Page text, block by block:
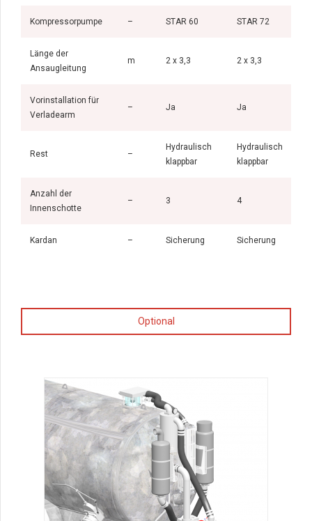
Kompressorpumpe – STAR 60 STAR 72
Länge der
Ansaugleitung
m 2 x 3,3 2 x 3,3
Vorinstallation für
Verladearm
– Ja Ja
Rest –
Hydraulisch
klappbar
Hydraulisch
klappbar
Anzahl der
Innenschotte
– 3 4
Kardan – Sicherung Sicherung
Optional